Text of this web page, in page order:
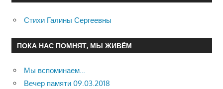
Стихи Галины Сергеевны
ПОКА НАС ПОМНЯТ, МЫ ЖИВЁМ
Мы вспоминаем…
Вечер памяти 09.03.2018